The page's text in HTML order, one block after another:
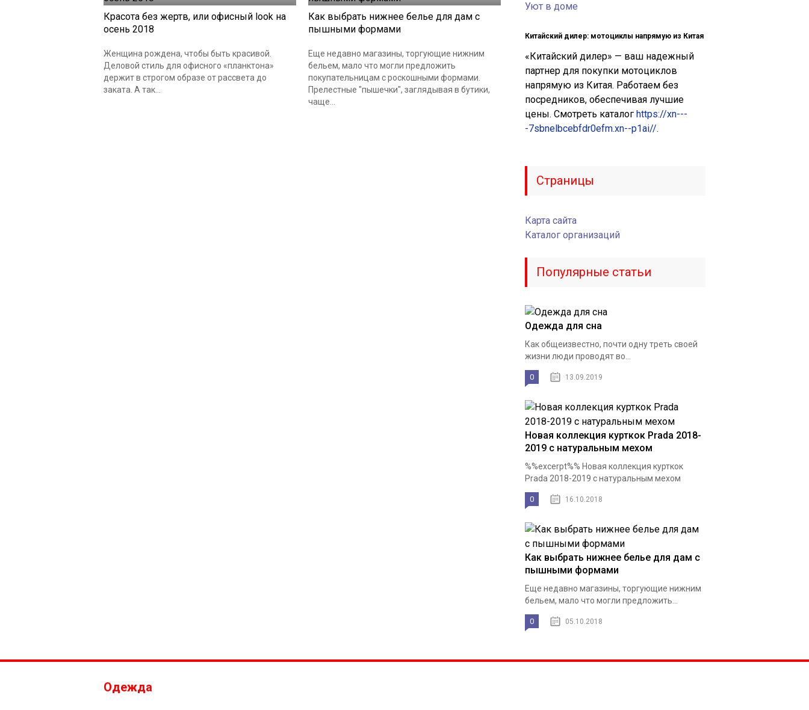
Красота без жертв, или офисный look на
осень 2018
Женщина рождена, чтобы быть красивой.
Деловой стиль для офисного «планктона»
держит в строгом образе от рассвета до
заката. А так...
Как выбрать нижнее белье для дам с
пышными формами
Еще недавно магазины, торгующие нижним
бельем, мало что могли предложить
покупательницам с роскошными формами.
Прелестные "пышечки", заглядывая в бутики,
чаще...
Уют в доме
Китайский дилер: мотоциклы напрямую из Китая
«Китайский дилер» — ваш надежный
партнер для покупки мотоциклов
напрямую из Китая. Работаем без
посредников, обеспечивая лучшие
цены. Смотреть каталог https://xn---
-7sbnelbcebfdr0efm.xn--p1ai//.
Страницы
Карта сайта
Каталог организаций
Популярные статьи
Одежда для сна
Как общеизвестно, почти одну треть своей
жизни люди проводят во...
0 13.09.2019
Новая коллекция курткок Prada 2018-
2019 c натуральным мехом
%%excerpt%% Новая коллекция курткок
Prada 2018-2019 c натуральным мехом
0 16.10.2018
Как выбрать нижнее белье для дам с
пышными формами
Еще недавно магазины, торгующие нижним
бельем, мало что могли предложить...
0 05.10.2018
Одежда